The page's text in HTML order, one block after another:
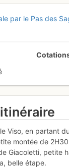
par le Pas des
Viso, en partant
montée de
Giacoletti, petite
belle étape.